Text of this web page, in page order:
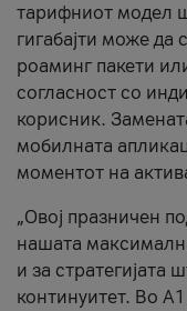
тарифниот модел
гигабајти може да
роаминг пакети
согласност со
корисник.
мобилната
моментот на
„Овој празничен
нашата
и за стратегијата
континуитет. Во